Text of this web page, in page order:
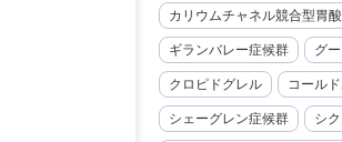
カリウムチャネル競合型胃
ギランバレー症候群 グ
クロピドグレル コール
シェーグレン症候群 シ